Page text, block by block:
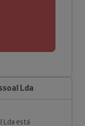
Lda
Lda está